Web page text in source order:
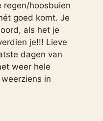
regen/hoosbuien
goed komt. Je
als het je
je!!! Lieve
dagen van
weer hele
in